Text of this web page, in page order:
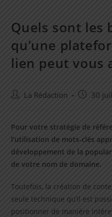
Quels sont les
qu’une
lien peut vous
Auteur/autrice
publication :
La Rédaction
Post30
Pour votre stratégie de
l’utilisation de mots-clés
développement de la
de votre nom de domaine.
Toutefois, la création de
seule technique qu’il est
positionner de manière